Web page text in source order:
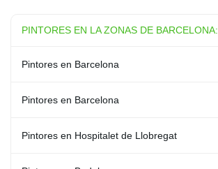
PINTORES EN LA ZONAS DE BARCELONA:
Pintores en Barcelona
Pintores en Barcelona
Pintores en Hospitalet de Llobregat